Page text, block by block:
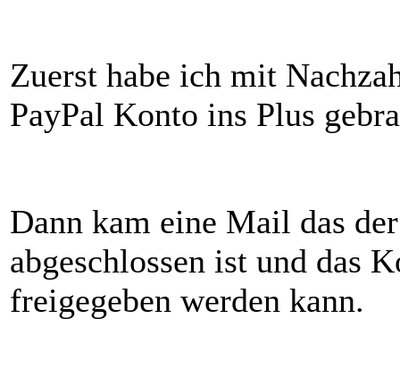
Zuerst habe ich mit
PayPal Konto ins Plus
Dann kam eine Mail das
abgeschlossen ist und das
freigegeben werden kann.